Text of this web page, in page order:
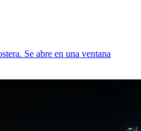
Se abre en una ventana